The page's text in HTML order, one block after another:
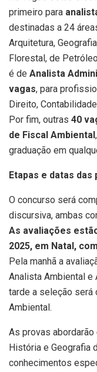
primeiro para
destinadas a 24
Arquitetura,
Florestal, de
é de Analista
vagas, para
Direito,
Por fim, outras 40
de Fiscal Ambiental
graduação em
Etapas e datas das
O concurso será
discursiva, ambas
As avaliações
2025, em Natal,
Pela manhã a
Analista Ambiental e
tarde a seleção será
Ambiental.
As provas
História e Geografia
conhecimentos